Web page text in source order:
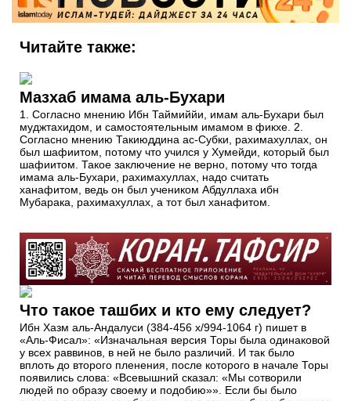
Читайте также:
Мазхаб имама аль-Бухари
1. Согласно мнению Ибн Таймиййи, имам аль-Бухари был
муджтахидом, и самостоятельным имамом в фикхе. 2.
Согласно мнению Такиюддина ас-Субки, рахимахуллах, он
был шафиитом, потому что учился у Хумейди, который был
шафиитом. Такое заключение не верно, потому что тогда
имама аль-Бухари, рахимахуллах, надо считать
ханафитом, ведь он был учеником Абдуллаха ибн
Мубарака, рахимахуллах, а тот был ханафитом.
Что такое ташбих и кто ему следует?
Ибн Хазм аль-Андалуси (384-456 х/994-1064 г) пишет в
«Аль-Фисал»: «Изначальная версия Торы была одинаковой
у всех раввинов, в ней не было различий. И так было
вплоть до второго пленения, после которого в начале Торы
появились слова: «Всевышний сказал: «Мы сотворили
людей по образу своему и подобию»». Если бы было